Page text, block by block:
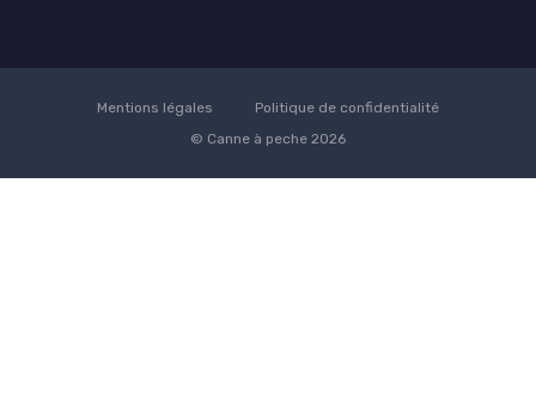
Mentions légales
Politique de confidentialité
© Canne à peche 2026